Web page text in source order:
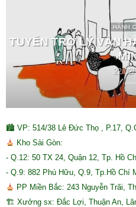
HÀNH
TUYỂN TRỢ LÝ VẬN
22/
🏙 VP: 514/38 Lê Đức Thọ , P.17,
Kho Sài Gòn:
- Q.12: 50 TX 24, Quận 12, Tp. Hồ
- Q.9: 882 Phú Hữu, Q.9, Tp.Hồ Chí
PP Miền Bắc: 243 Nguyễn Trãi,
🏗 Xưởng sx: Đắc Lợi, Thuận An,